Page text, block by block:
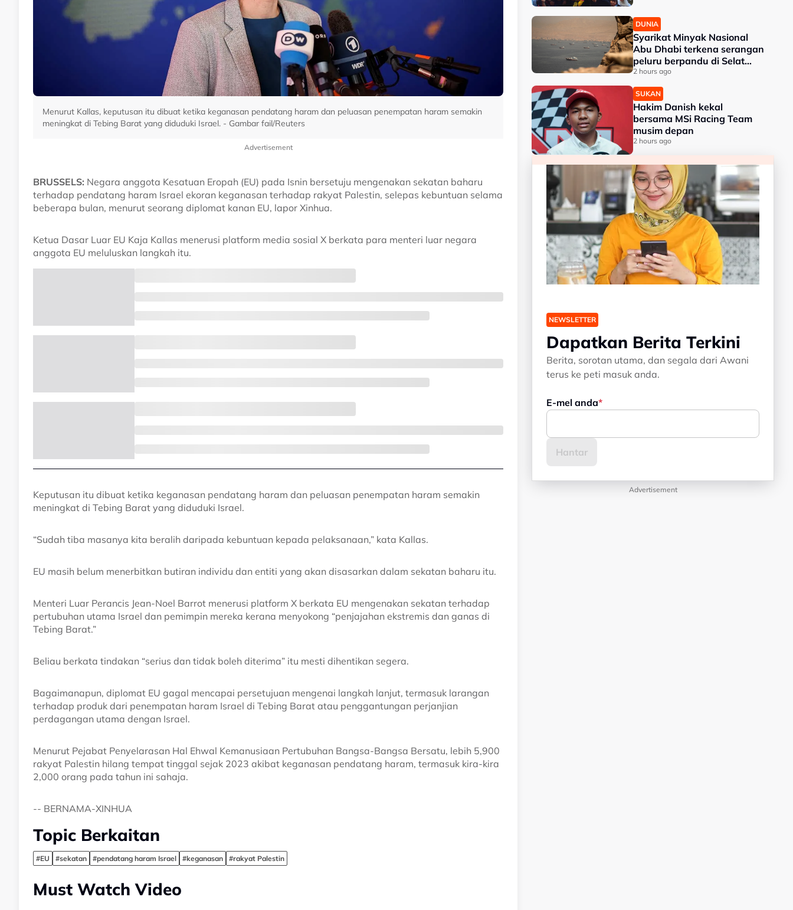
Menurut Kallas, keputusan itu dibuat ketika keganasan pendatang haram dan peluasan penempatan haram semakin
meningkat di Tebing Barat yang diduduki Israel. - Gambar fail/Reuters
Advertisement
BRUSSELS: Negara anggota Kesatuan Eropah (EU) pada Isnin bersetuju mengenakan sekatan baharu
terhadap pendatang haram Israel ekoran keganasan terhadap rakyat Palestin, selepas kebuntuan selama
beberapa bulan, menurut seorang diplomat kanan EU, lapor Xinhua.
Ketua Dasar Luar EU Kaja Kallas menerusi platform media sosial X berkata para menteri luar negara
anggota EU meluluskan langkah itu.
Keputusan itu dibuat ketika keganasan pendatang haram dan peluasan penempatan haram semakin
meningkat di Tebing Barat yang diduduki Israel.
“Sudah tiba masanya kita beralih daripada kebuntuan kepada pelaksanaan,” kata Kallas.
EU masih belum menerbitkan butiran individu dan entiti yang akan disasarkan dalam sekatan baharu itu.
Menteri Luar Perancis Jean-Noel Barrot menerusi platform X berkata EU mengenakan sekatan terhadap
pertubuhan utama Israel dan pemimpin mereka kerana menyokong “penjajahan ekstremis dan ganas di
Tebing Barat.”
Beliau berkata tindakan “serius dan tidak boleh diterima” itu mesti dihentikan segera.
Bagaimanapun, diplomat EU gagal mencapai persetujuan mengenai langkah lanjut, termasuk larangan
terhadap produk dari penempatan haram Israel di Tebing Barat atau penggantungan perjanjian
perdagangan utama dengan Israel.
Menurut Pejabat Penyelarasan Hal Ehwal Kemanusiaan Pertubuhan Bangsa-Bangsa Bersatu, lebih 5,900
rakyat Palestin hilang tempat tinggal sejak 2023 akibat keganasan pendatang haram, termasuk kira-kira
2,000 orang pada tahun ini sahaja.
-- BERNAMA-XINHUA
Topic Berkaitan
#EU #sekatan #pendatang haram Israel #keganasan #rakyat Palestin
Must Watch Video
DUNIA
Syarikat Minyak Nasional
Abu Dhabi terkena serangan
peluru berpandu di Selat
Hormuz
2 hours ago
SUKAN
Hakim Danish kekal
bersama MSi Racing Team
musim depan
2 hours ago
NEWSLETTER
Dapatkan Berita Terkini
Berita, sorotan utama, dan segala dari Awani
terus ke peti masuk anda.
E-mel anda
Advertisement